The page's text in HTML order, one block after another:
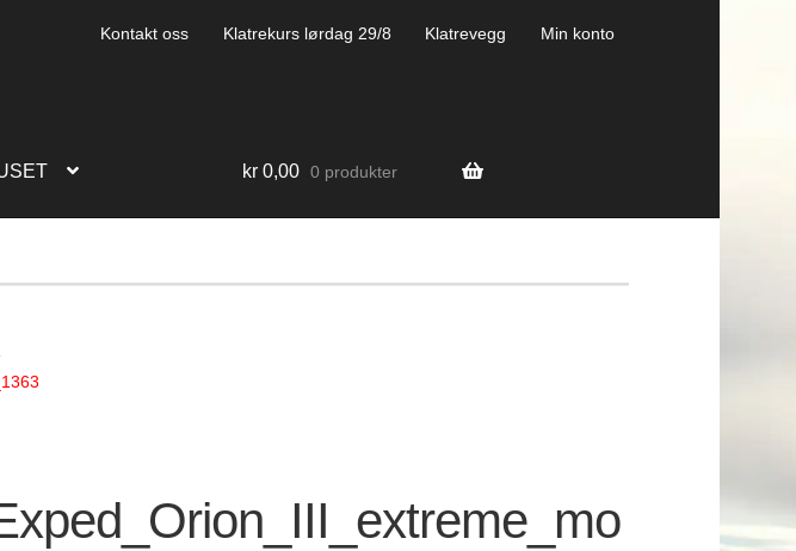
Kontakt oss Klatrekurs lørdag 29/8 Klatrevegg Min konto
kr 0,00 0 produkter